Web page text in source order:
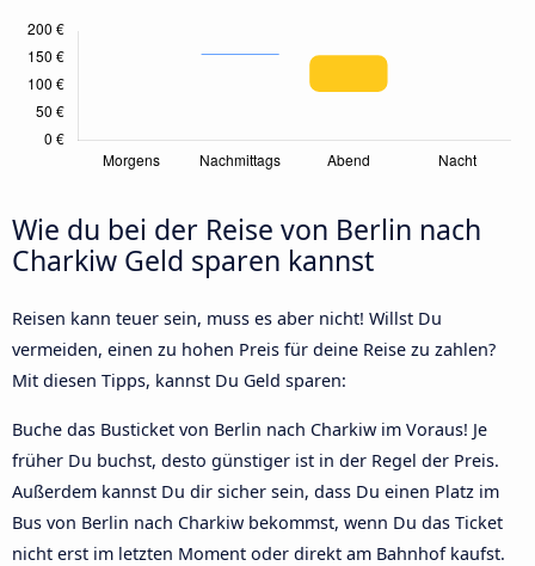
Wie du bei der Reise von Berlin nach
Charkiw Geld sparen kannst
Reisen kann teuer sein, muss es aber nicht! Willst Du
vermeiden, einen zu hohen Preis für deine Reise zu zahlen?
Mit diesen Tipps, kannst Du Geld sparen:
Buche das Busticket von Berlin nach Charkiw im Voraus! Je
früher Du buchst, desto günstiger ist in der Regel der Preis.
Außerdem kannst Du dir sicher sein, dass Du einen Platz im
Bus von Berlin nach Charkiw bekommst, wenn Du das Ticket
nicht erst im letzten Moment oder direkt am Bahnhof kaufst.